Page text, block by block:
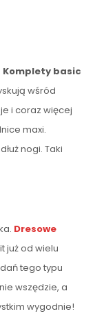
Komplety basic
wśród
i coraz więcej
maxi.
nogi. Taki
Dresowe
już od wielu
tego typu
wszędzie, a
wygodnie!